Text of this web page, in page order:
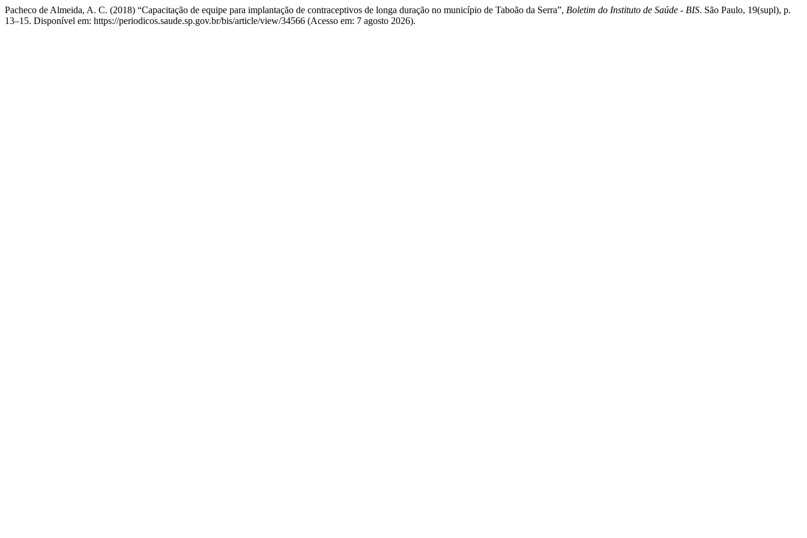
Pacheco de Almeida, A. C. (2018) “Capacitação de equipe para implantação de contraceptivos de longa duração no município de Taboão da Serra”, Boletim do Instituto de Saúde - BIS. São Paulo, 19(supl), p.
13–15. Disponível em: https://periodicos.saude.sp.gov.br/bis/article/view/34566 (Acesso em: 7 agosto 2026).